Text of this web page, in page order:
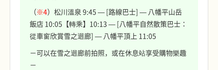
（※4）松川溫泉 9:45 — [路線巴士] — 八幡平山岳
飯店 10:05【轉乘】10:13 — [八幡平自然散策巴士：
從車窗欣賞雪之迴廊] — 八幡平頂上 11:05
－可以在雪之迴廊前拍照，或在休息站享受購物樂趣
－